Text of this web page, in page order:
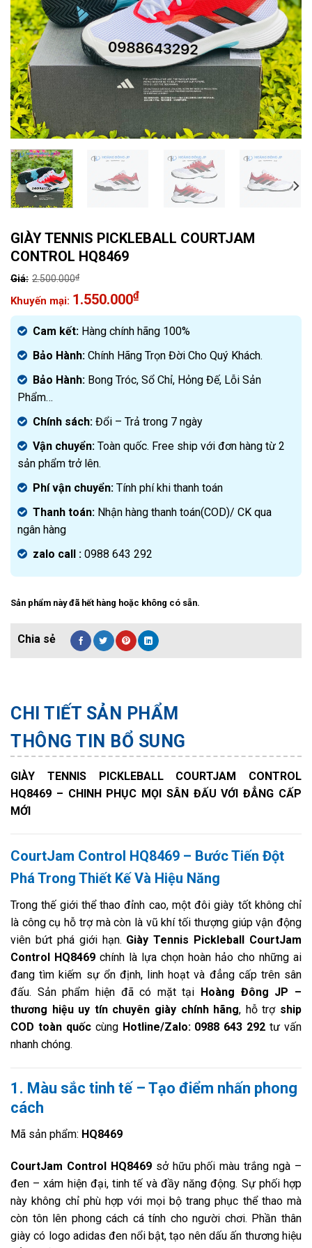
GIÀY TENNIS PICKLEBALL COURTJAM
CONTROL HQ8469
2.500.000₫
Giá
gốc
là:
2.500.000₫.
1.550.000₫
Giá
hiện
tại
là:
1.550.000₫.
Cam kết: Hàng chính hãng 100%
Bảo Hành: Chính Hãng Trọn Đời Cho Quý Khách.
Bảo Hành: Bong Tróc, Sổ Chỉ, Hỏng Đế, Lỗi Sản
Phẩm…
Chính sách: Đổi – Trả trong 7 ngày
Vận chuyển: Toàn quốc. Free ship với đơn hàng từ 2
sản phẩm trở lên.
Phí vận chuyển: Tính phí khi thanh toán
Thanh toán: Nhận hàng thanh toán(COD)/ CK qua
ngân hàng
zalo call : 0988 643 292
Sản phẩm này đã hết hàng hoặc không có sẵn.
CHI TIẾT SẢN PHẨM
THÔNG TIN BỔ SUNG
GIÀY TENNIS PICKLEBALL COURTJAM CONTROL
HQ8469 – CHINH PHỤC MỌI SÂN ĐẤU VỚI ĐẲNG CẤP
MỚI
CourtJam Control HQ8469 – Bước Tiến Đột
Phá Trong Thiết Kế Và Hiệu Năng
Trong thế giới thể thao đỉnh cao, một đôi giày tốt không chỉ
là công cụ hỗ trợ mà còn là vũ khí tối thượng giúp vận động
viên bứt phá giới hạn. Giày Tennis Pickleball CourtJam
Control HQ8469 chính là lựa chọn hoàn hảo cho những ai
đang tìm kiếm sự ổn định, linh hoạt và đẳng cấp trên sân
đấu. Sản phẩm hiện đã có mặt tại
Hoàng Đông JP –
thương hiệu uy tín chuyên giày chính hãng, hỗ trợ ship
COD toàn quốccùng Hotline/Zalo: 0988 643 292 tư vấn
nhanh chóng.
1. Màu sắc tinh tế – Tạo điểm nhấn phong
cách
Mã sản phẩm: HQ8469
CourtJam Control HQ8469sở hữu phối màu trắng ngà –
đen – xám hiện đại, tinh tế và đầy năng động. Sự phối hợp
này không chỉ phù hợp với mọi bộ trang phục thể thao mà
còn tôn lên phong cách cá tính cho người chơi. Phần thân
giày có logo adidas đen nổi bật, tạo nên dấu ấn thương hiệu